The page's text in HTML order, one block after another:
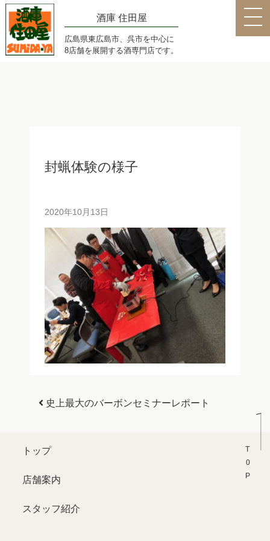
酒庫 住田屋
広島県東広島市、呉市を中心に
8店舗を展開する酒専門店です。
封蝋体験の様子
2020年10月13日
投稿ナビゲーション
史上最大のバーボンセミナーレポート
T0P
トップ
店舗案内
スタッフ紹介